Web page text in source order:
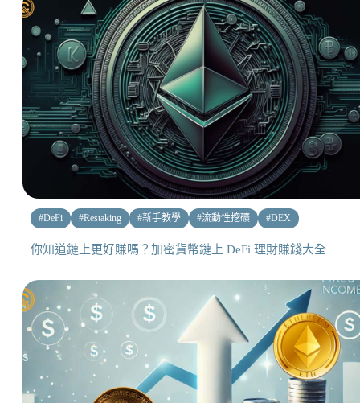
#DeFi #Restaking #新手教學 #流動性挖礦 #DEX
你知道鏈上更好賺嗎？加密貨幣鏈上 DeFi 理財賺錢大全